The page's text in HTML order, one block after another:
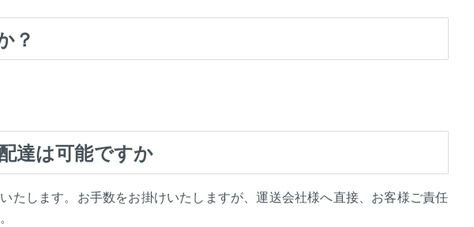
？
達は可能ですか
たします。お手数をお掛けいたしますが、運送会社様へ直接、お客様ご責任